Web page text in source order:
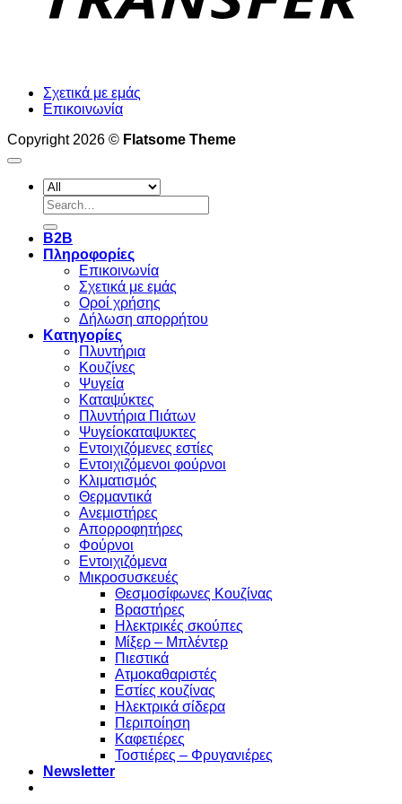
Σχετικά με εμάς
Επικοινωνία
Copyright 2026 © Flatsome Theme
Search
for:
B2B
Πληροφορίες
Επικοινωνία
Σχετικά με εμάς
Οροί χρήσης
Δήλωση απορρήτου
Κατηγορίες
Πλυντήρια
Κουζίνες
Ψυγεία
Καταψύκτες
Πλυντήρια Πιάτων
Ψυγείοκαταψυκτες
Εντοιχιζόμενες εστίες
Εντοιχιζόμενοι φούρνοι
Κλιματισμός
Θερμαντικά
Ανεμιστήρες
Απορροφητήρες
Φούρνοι
Εντoιχιζόμενα
Μικροσυσκευές
Θεσμοσίφωνες Κουζίνας
Βραστήρες
Ηλεκτρικές σκούπες
Μίξερ – Μπλέντερ
Πιεστικά
Ατμοκαθαριστές
Εστίες κουζίνας
Ηλεκτρικά σίδερα
Περιποίηση
Καφετιέρες
Τοστιέρες – Φρυγανιέρες
Newsletter